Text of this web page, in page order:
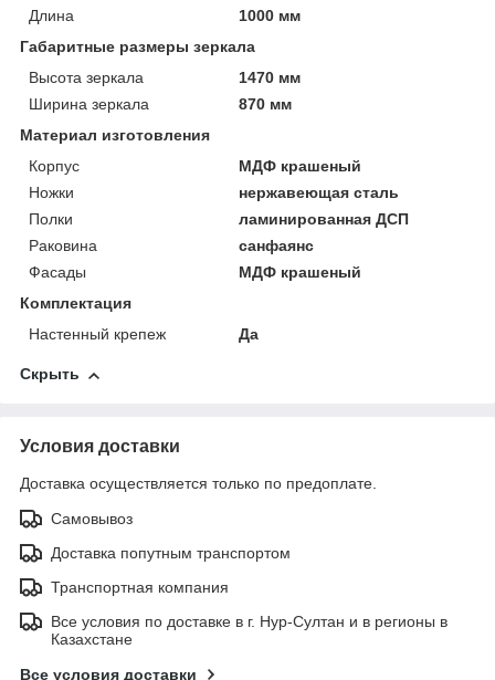
Длина
1000 мм
Габаритные размеры зеркала
Высота зеркала
1470 мм
Ширина зеркала
870 мм
Материал изготовления
Корпус
МДФ крашеный
Ножки
нержавеющая сталь
Полки
ламинированная ДСП
Раковина
санфаянс
Фасады
МДФ крашеный
Комплектация
Настенный крепеж
Да
Скрыть
Условия доставки
Доставка осуществляется только по предоплате.
Самовывоз
Доставка попутным транспортом
Транспортная компания
Все условия по доставке в г. Нур-Султан и в регионы в
Казахстане
Все условия доставки